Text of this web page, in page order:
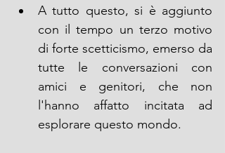
A tutto questo, si è aggiunto
con il tempo un terzo motivo
di forte scetticismo, emerso da
tutte le conversazioni con
amici e genitori, che non
l'hanno affatto incitata ad
esplorare questo mondo.